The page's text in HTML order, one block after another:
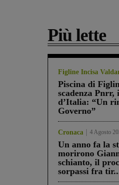
Più lette
Figline Incisa
Piscina di
scadenza
d’Italia: “Un
Governo”
Cronaca 4 Agosto
Un anno fa la
morirono
schianto, il
sorpassi fra